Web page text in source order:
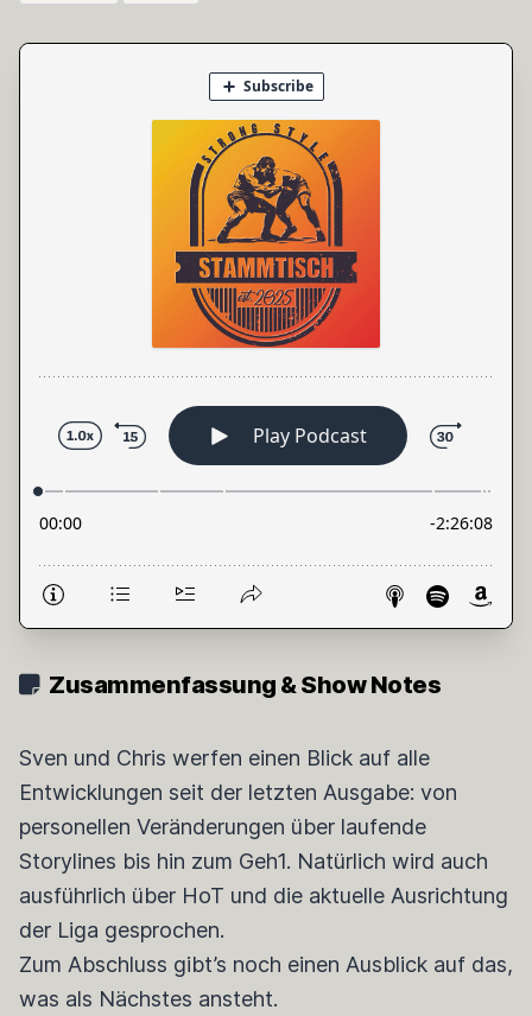
Zusammenfassung & Show Notes
Sven und Chris werfen einen Blick auf alle
Entwicklungen seit der letzten Ausgabe: von
personellen Veränderungen über laufende
Storylines bis hin zum Geh1. Natürlich wird auch
ausführlich über HoT und die aktuelle Ausrichtung
der Liga gesprochen.
Zum Abschluss gibt’s noch einen Ausblick auf das,
was als Nächstes ansteht.